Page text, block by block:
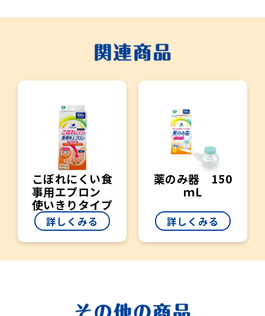
こぼれにくい食
事用エプロン
使いきりタイプ
詳しくみる
薬のみ器 150
ｍL
詳しくみる